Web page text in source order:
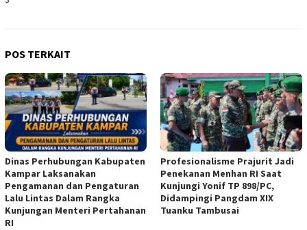
POS TERKAIT
Dinas Perhubungan Kabupaten
Kampar Laksanakan
Pengamanan dan Pengaturan
Lalu Lintas Dalam Rangka
Kunjungan Menteri Pertahanan
RI
Profesionalisme Prajurit Jadi
Penekanan Menhan RI Saat
Kunjungi Yonif TP 898/PC,
Didampingi Pangdam XIX
Tuanku Tambusai